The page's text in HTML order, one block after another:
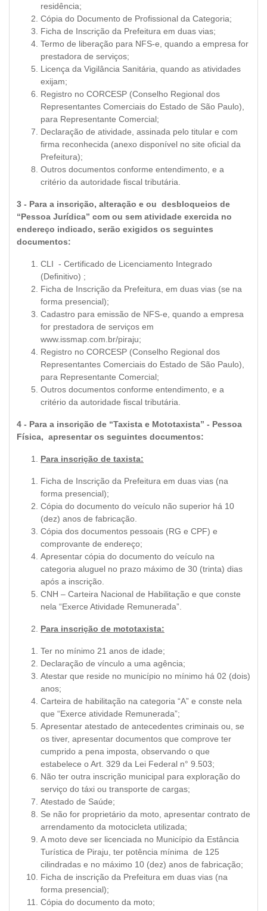
residência;
Cópia do Documento de Profissional da Categoria;
Ficha de Inscrição da Prefeitura em duas vias;
Termo de liberação para NFS-e, quando a empresa for
prestadora de serviços;
Licença da Vigilância Sanitária, quando as atividades
exijam;
Registro no CORCESP (Conselho Regional dos
Representantes Comerciais do Estado de São Paulo),
para Representante Comercial;
Declaração de atividade, assinada pelo titular e com
firma reconhecida (anexo disponível no site oficial da
Prefeitura);
Outros documentos conforme entendimento, e a
critério da autoridade fiscal tributária.
3 - Para a inscrição, alteração e ou desbloqueios de
“Pessoa Jurídica” com ou sem atividade exercida no
endereço indicado, serão exigidos os seguintes
documentos:
CLI - Certificado de Licenciamento Integrado
(Definitivo) ;
Ficha de Inscrição da Prefeitura, em duas vias (se na
forma presencial);
Cadastro para emissão de NFS-e, quando a empresa
for prestadora de serviços em
www.issmap.com.br/piraju;
Registro no CORCESP (Conselho Regional dos
Representantes Comerciais do Estado de São Paulo),
para Representante Comercial;
Outros documentos conforme entendimento, e a
critério da autoridade fiscal tributária.
4 - Para a inscrição de “Taxista e Mototaxista” - Pessoa
Física, apresentar os seguintes documentos:
Para inscrição de taxista:
Ficha de Inscrição da Prefeitura em duas vias (na
forma presencial);
Cópia do documento do veículo não superior há 10
(dez) anos de fabricação.
Cópia dos documentos pessoais (RG e CPF) e
comprovante de endereço;
Apresentar cópia do documento do veículo na
categoria aluguel no prazo máximo de 30 (trinta) dias
após a inscrição.
CNH – Carteira Nacional de Habilitação e que conste
nela “Exerce Atividade Remunerada”.
Para inscrição de mototaxista:
Ter no mínimo 21 anos de idade;
Declaração de vínculo a uma agência;
Atestar que reside no município no mínimo há 02 (dois)
anos;
Carteira de habilitação na categoria “A” e conste nela
que “Exerce atividade Remunerada”;
Apresentar atestado de antecedentes criminais ou, se
os tiver, apresentar documentos que comprove ter
cumprido a pena imposta, observando o que
estabelece o Art. 329 da Lei Federal n° 9.503;
Não ter outra inscrição municipal para exploração do
serviço do táxi ou transporte de cargas;
Atestado de Saúde;
Se não for proprietário da moto, apresentar contrato de
arrendamento da motocicleta utilizada;
A moto deve ser licenciada no Município da Estância
Turística de Piraju, ter potência mínima de 125
cilindradas e no máximo 10 (dez) anos de fabricação;
Ficha de inscrição da Prefeitura em duas vias (na
forma presencial);
Cópia do documento da moto;